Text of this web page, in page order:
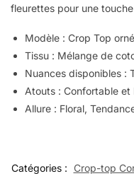
fleurettes pour une
Modèle : Crop Top
Tissu : Mélange de
Nuances disponibles :
Atouts : Confortable et
Allure : Floral,
Catégories :
Crop-top